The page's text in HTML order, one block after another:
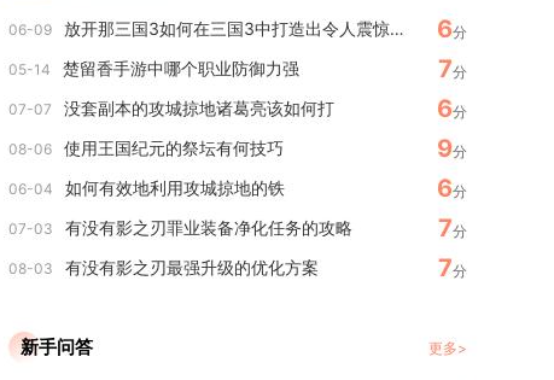
06-09 放开那三国3如何在三国3中打造出令人震惊的魏国阵容 6分
05-14 楚留香手游中哪个职业防御力强 7分
07-07 没套副本的攻城掠地诸葛亮该如何打 6分
08-06 使用王国纪元的祭坛有何技巧 9分
06-04 如何有效地利用攻城掠地的铁 6分
07-03 有没有影之刃罪业装备净化任务的攻略 7分
08-03 有没有影之刃最强升级的优化方案 7分
新手问答 更多>